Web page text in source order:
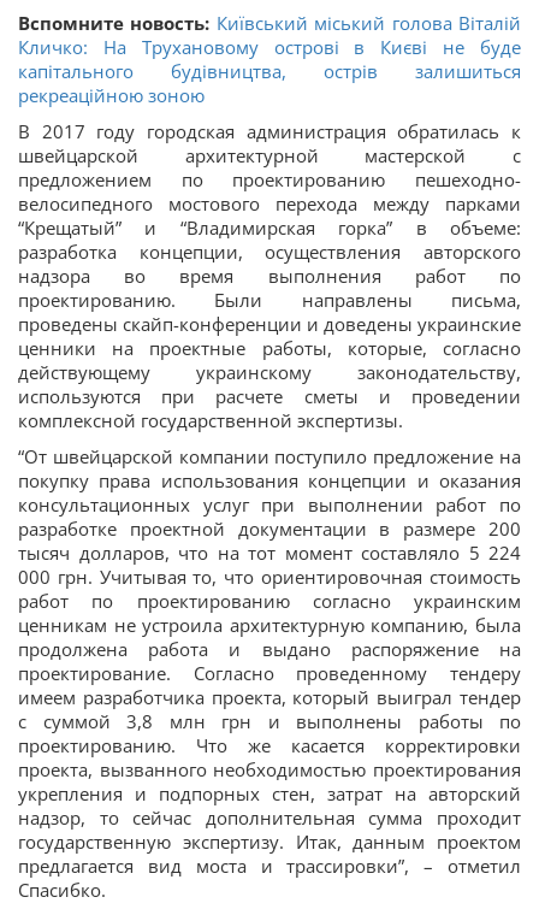
Вспомните новость: Київський міський голова Віталій
Кличко: На Трухановому острові в Києві не буде
капітального будівництва, острів залишиться
рекреаційною зоною
В 2017 году городская администрация обратилась к
швейцарской архитектурной мастерской с
предложением по проектированию пешеходно-
велосипедного мостового перехода между парками
“Крещатый” и “Владимирская горка” в объеме:
разработка концепции, осуществления авторского
надзора во время выполнения работ по
проектированию. Были направлены письма,
проведены скайп-конференции и доведены украинские
ценники на проектные работы, которые, согласно
действующему украинскому законодательству,
используются при расчете сметы и проведении
комплексной государственной экспертизы.
“От швейцарской компании поступило предложение на
покупку права использования концепции и оказания
консультационных услуг при выполнении работ по
разработке проектной документации в размере 200
тысяч долларов, что на тот момент составляло 5 224
000 грн. Учитывая то, что ориентировочная стоимость
работ по проектированию согласно украинским
ценникам не устроила архитектурную компанию, была
продолжена работа и выдано распоряжение на
проектирование. Согласно проведенному тендеру
имеем разработчика проекта, который выиграл тендер
с суммой 3,8 млн грн и выполнены работы по
проектированию. Что же касается корректировки
проекта, вызванного необходимостью проектирования
укрепления и подпорных стен, затрат на авторский
надзор, то сейчас дополнительная сумма проходит
государственную экспертизу. Итак, данным проектом
предлагается вид моста и трассировки”, – отметил
Спасибко.